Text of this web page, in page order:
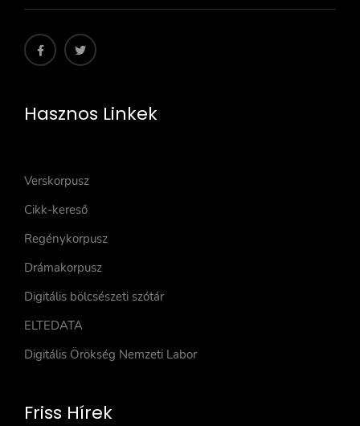
Hasznos Linkek
Verskorpusz
Cikk-kereső
Regénykorpusz
Drámakorpusz
Digitális bölcsészeti szótár
ELTEDATA
Digitális Örökség Nemzeti Labor
Friss Hírek